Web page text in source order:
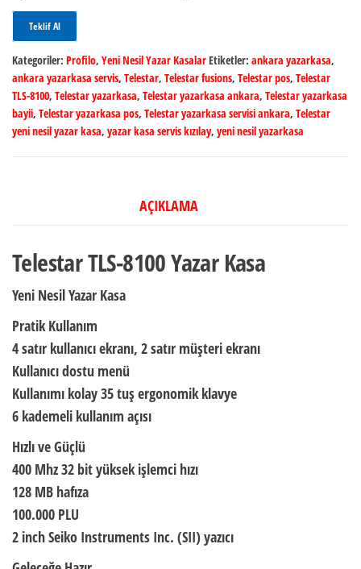
Teklif Al
Kategoriler: Profilo, Yeni Nesil Yazar KasalarEtiketler: ankara yazarkasa,
ankara yazarkasa servis, Telestar, Telestar fusions, Telestar pos, Telestar
TLS-8100, Telestar yazarkasa, Telestar yazarkasa ankara, Telestar yazarkasa
bayii, Telestar yazarkasa pos, Telestar yazarkasa servisi ankara, Telestar
yeni nesil yazar kasa, yazar kasa servis kızılay, yeni nesil yazarkasa
AÇIKLAMA
Telestar TLS-8100 Yazar Kasa
Yeni Nesil Yazar Kasa
Pratik Kullanım
4 satır kullanıcı ekranı, 2 satır müşteri ekranı
Kullanıcı dostu menü
Kullanımı kolay 35 tuş ergonomik klavye
6 kademeli kullanım açısı
Hızlı ve Güçlü
400 Mhz 32 bit yüksek işlemci hızı
128 MB hafıza
100.000 PLU
2 inch Seiko Instruments Inc. (SII) yazıcı